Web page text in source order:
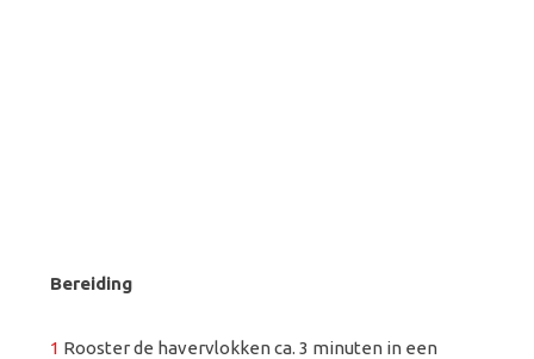
Bereiding
1 Rooster de havervlokken ca. 3 minuten in een